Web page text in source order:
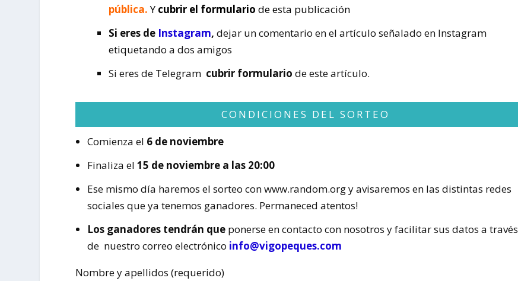
pública.Y cubrir el formulario de esta publicación
Si eres de Instagram, dejar un comentario en el artículo señalado en Instagram
etiquetando a dos amigos
Si eres de Telegram cubrir formulario de este artículo.
CONDICIONES DEL SORTEO
Comienza el 6 de noviembre
Finaliza el 15 de noviembre a las 20:00
Ese mismo día haremos el sorteo con www.random.org y avisaremos en las distintas redes
sociales que ya tenemos ganadores. Permaneced atentos!
Los ganadores tendrán queponerse en contacto con nosotros y facilitar sus datos a través
de nuestro correo electrónico info@vigopeques.com
Nombre y apellidos (requerido)